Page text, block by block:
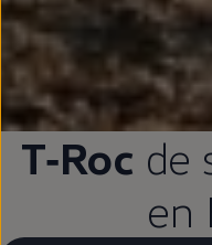
T‑Roc de
en